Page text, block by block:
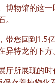
博物馆的这
。
带您回到1.5
异特龙的下方
厅所展现的